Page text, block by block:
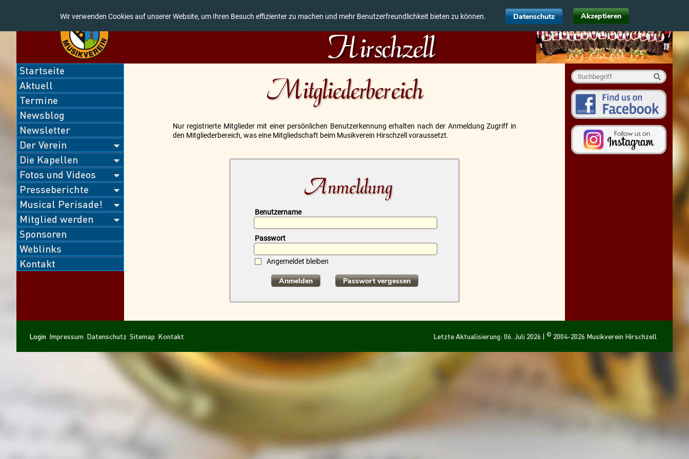
Mitgliederbereich
Nur registrierte Mitglieder mit einer persönlichen Benutzerkennung erhalten nach der Anmeldung Zugriff in
den Mitgliederbereich, was eine Mitgliedschaft beim Musikverein Hirschzell voraussetzt.
Anmeldung
Benutzername
Passwort
Angemeldet bleiben
Anmelden Passwort vergessen
Navigation
überspringen
Startseite
Aktuell
Termine
Newsblog
Newsletter
Der Verein
Die Kapellen
Fotos und Videos
Presseberichte
Musical Perisade!
Mitglied werden
Sponsoren
Weblinks
Kontakt
Navigation
überspringen
Login Impressum Datenschutz Navigation
überspringen
Sitemap Kontakt Letzte Aktualisierung: 06. Juli 2026 | © 2004-2026 Musikverein Hirschzell
Wir verwenden Cookies auf unserer Website, um Ihren Besuch effizienter zu machen und mehr Benutzerfreundlichkeit bieten zu können. Datenschutz Akzeptieren